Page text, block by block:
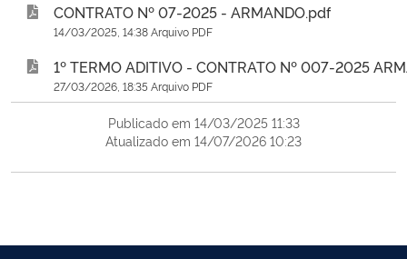
CONTRATO Nº 07-2025 - ARMANDO.pdf
14/03/2025, 14:38 Arquivo PDF
1º TERMO ADITIVO - CONTRATO Nº 007-2025
27/03/2026, 18:35 Arquivo PDF
Publicado em 14/03/2025 11:33
Atualizado em 14/07/2026 10:23